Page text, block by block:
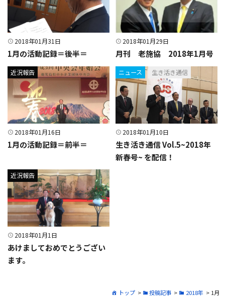
2018年01月31日
1月の活動記録＝後半＝
2018年01月29日
月刊 老施協 2018年1月号
2018年01月16日
1月の活動記録＝前半＝
近況報告
2018年01月10日
生き活き通信 Vol.5~2018年
新春号~ を配信！
ニュース 生き活き通信
2018年01月1日
あけましておめでとうござい
ます。
近況報告
トップ > 投稿記事 > 2018年 > 1月